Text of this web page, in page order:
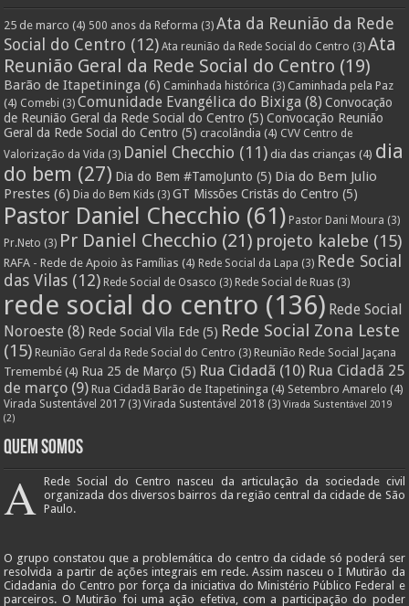
25 de marco (4) 500 anos da Reforma (3) Ata da Reunião da Rede
Social do Centro (12) Ata reunião da Rede Social do Centro (3) Ata
Reunião Geral da Rede Social do Centro (19)
Barão de Itapetininga (6) Caminhada histórica (3) Caminhada pela Paz
(4) Comebi (3) Comunidade Evangélica do Bixiga (8) Convocação
de Reunião Geral da Rede Social do Centro (5) Convocação Reunião
Geral da Rede Social do Centro (5) cracolândia (4) CVV Centro de
Valorização da Vida (3) Daniel Checchio (11) dia das crianças (4) dia
do bem (27) Dia do Bem #TamoJunto (5) Dia do Bem Julio
Prestes (6) Dia do Bem Kids (3) GT Missões Cristãs do Centro (5)
Pastor Daniel Checchio (61) Pastor Dani Moura (3)
Pr.Neto (3) Pr Daniel Checchio (21) projeto kalebe (15)
RAFA - Rede de Apoio às Famílias (4) Rede Social da Lapa (3) Rede Social
das Vilas (12) Rede Social de Osasco (3) Rede Social de Ruas (3)
rede social do centro (136) Rede Social
Noroeste (8) Rede Social Vila Ede (5) Rede Social Zona Leste
(15) Reunião Geral da Rede Social do Centro (3) Reunião Rede Social Jaçana
Tremembé (4) Rua 25 de Março (5) Rua Cidadã (10) Rua Cidadã 25
de março (9) Rua Cidadã Barão de Itapetininga (4) Setembro Amarelo (4)
Virada Sustentável 2017 (3) Virada Sustentável 2018 (3) Virada Sustentável 2019
(2)
Quem Somos
A Rede Social do Centro nasceu da articulação da sociedade civil
organizada dos diversos bairros da região central da cidade de São
Paulo.
O grupo constatou que a problemática do centro da cidade só poderá ser
resolvida a partir de ações integrais em rede. Assim nasceu o I Mutirão da
Cidadania do Centro por força da iniciativa do Ministério Público Federal e
parceiros. O Mutirão foi uma ação efetiva, com a participação do poder